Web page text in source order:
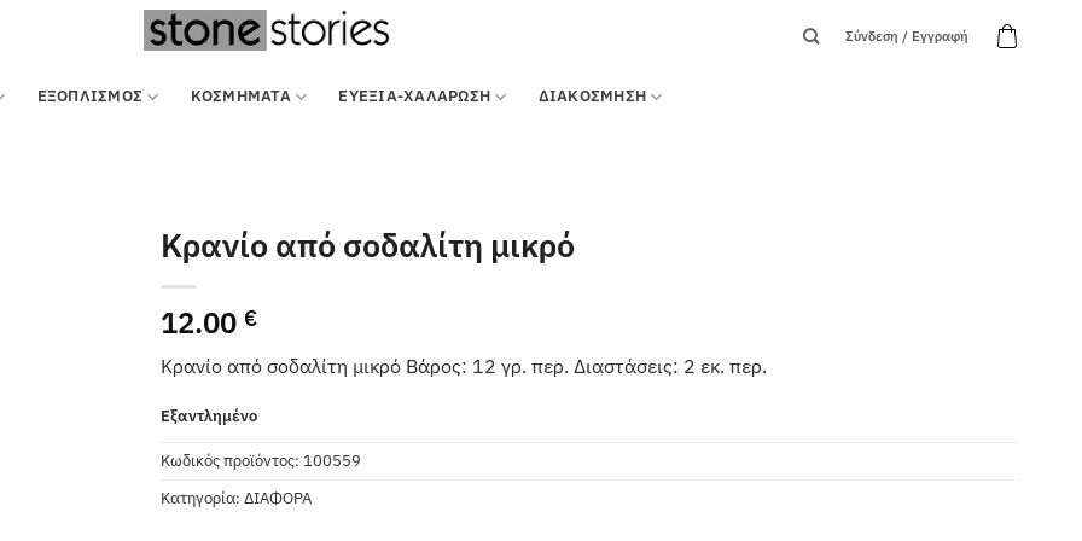
Σύνδεση / Εγγραφή
ΕΞΟΠΛΙΣΜΌΣ ΚΟΣΜΗΜΑΤΑ ΕΥΕΞΙΑ-ΧΑΛΑΡΩΣΗ ΔΙΑΚΟΣΜΗΣΗ
Κρανίο από σοδαλίτη μικρό
12.00 €
Κρανίο από σοδαλίτη μικρό Βάρος: 12 γρ. περ. Διαστάσεις: 2 εκ. περ.
Εξαντλημένο
Κωδικός προϊόντος: 100559
Κατηγορία:ΔΙΑΦΟΡΑ